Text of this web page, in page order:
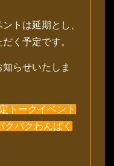
トは延期とし、
く予定です。
らせいたしま
トークイベント
クパクわんぱく